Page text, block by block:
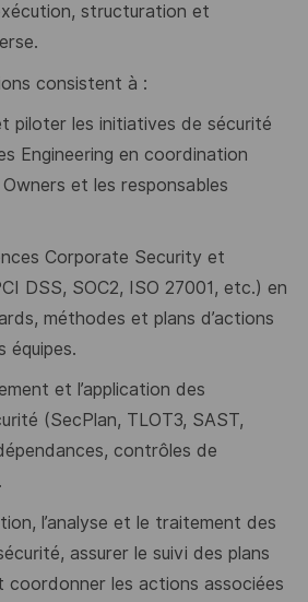
structuration et
consistent à :
piloter les initiatives de sécurité
Engineering en coordination
et les responsables
Corporate Security et
DSS, SOC2, ISO 27001, etc.) en
méthodes et plans d’actions
équipes.
et l’application des
(SecPlan, TLOT3, SAST,
contrôles de
l’analyse et le traitement des
assurer le suivi des plans
coordonner les actions associées